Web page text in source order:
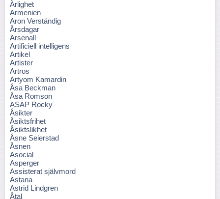
Ärlighet
Armenien
Aron Verständig
Årsdagar
Arsenall
Artificiell intelligens
Artikel
Artister
Artros
Artyom Kamardin
Åsa Beckman
Åsa Romson
ASAP Rocky
Åsikter
Åsiktsfrihet
Åsiktslikhet
Åsne Seierstad
Åsnen
Asocial
Asperger
Assisterat självmord
Astana
Astrid Lindgren
Åtal